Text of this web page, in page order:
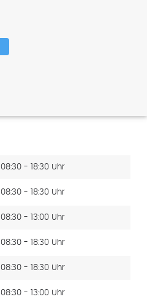
08:30 - 18:30 Uhr
08:30 - 18:30 Uhr
08:30 - 13:00 Uhr
08:30 - 18:30 Uhr
08:30 - 18:30 Uhr
08:30 - 13:00 Uhr